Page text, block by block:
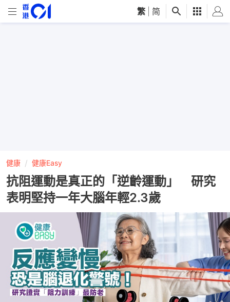
繁 简
健康 健康Easy
抗阻運動是真正的「逆齡運動」 研究
表明堅持一年大腦年輕2.3歲